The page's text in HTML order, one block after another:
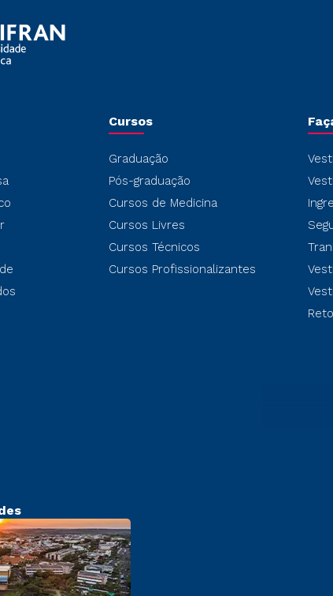
Cursos
Graduação
Pós-graduação
Cursos de Medicina
Cursos Livres
Cursos Técnicos
Cursos Profissionalizantes